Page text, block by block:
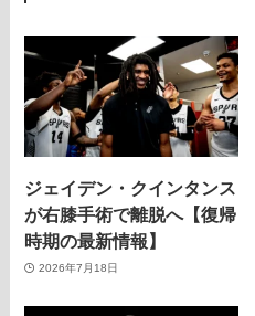
ジェイデン・クインタンス
が右膝手術で離脱へ【復帰
時期の最新情報】
2026年7月18日